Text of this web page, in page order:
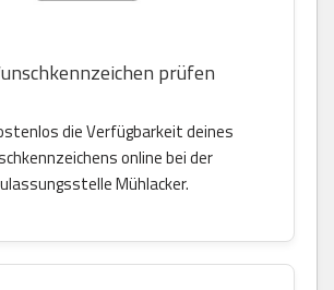
prüfen
die Verfügbarkeit deines
online bei der
Mühlacker.